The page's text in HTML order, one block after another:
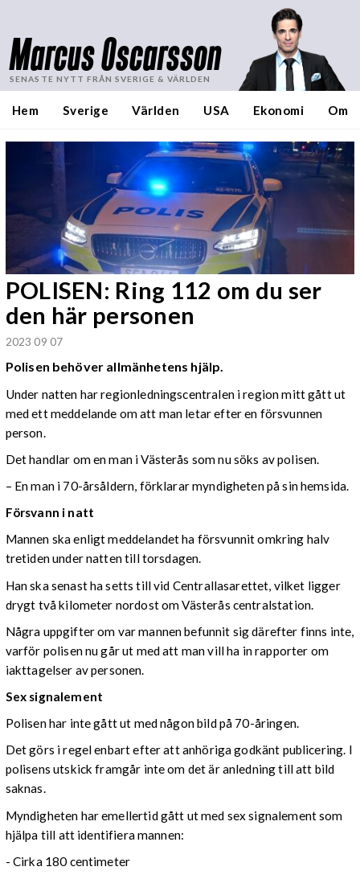
Marcus Oscarsson
SENASTE NYTT FRÅN SVERIGE & VÄRLDEN
Hem Sverige Världen USA Ekonomi Om
POLISEN: Ring 112 om du ser
den här personen
2023 09 07
Polisen behöver allmänhetens hjälp.
Under natten har regionledningscentralen i region mitt gått ut
med ett meddelande om att man letar efter en försvunnen
person.
Det handlar om en man i Västerås som nu söks av polisen.
– En man i 70-årsåldern, förklarar myndigheten på sin hemsida.
Försvann i natt
Mannen ska enligt meddelandet ha försvunnit omkring halv
tretiden under natten till torsdagen.
Han ska senast ha setts till vid Centrallasarettet, vilket ligger
drygt två kilometer nordost om Västerås centralstation.
Några uppgifter om var mannen befunnit sig därefter finns inte,
varför polisen nu går ut med att man vill ha in rapporter om
iakttagelser av personen.
Sex signalement
Polisen har inte gått ut med någon bild på 70-åringen.
Det görs i regel enbart efter att anhöriga godkänt publicering. I
polisens utskick framgår inte om det är anledning till att bild
saknas.
Myndigheten har emellertid gått ut med sex signalement som
hjälpa till att identifiera mannen:
- Cirka 180 centimeter